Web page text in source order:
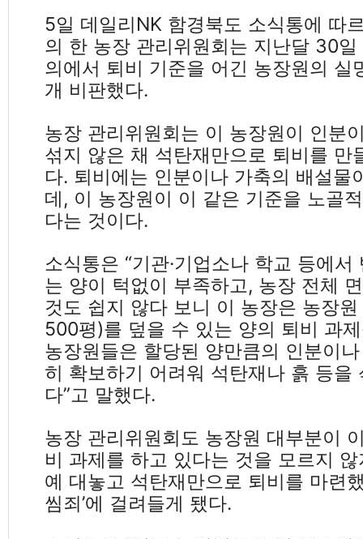
5일 데일리NK 함경북도 소식통에 따
의 한 농장 관리위원회는 지난달 30
의에서 퇴비 기준을 어긴 농장원의 실
개 비판했다.
농장 관리위원회는 이 농장원이 인분
섞지 않은 채 석탄재만으로 퇴비를 만
다. 퇴비에는 인분이나 가축의 배설물
데, 이 농장원이 이 같은 기준을 노골
다는 것이다.
소식통은 “기관·기업소나 학교 등에
는 양이 턱없이 부족하고, 농장 전체
것도 쉽지 않다 보니 이 농장은 농장
500평)를 덮을 수 있는 양의 퇴비 과
농장원들은 할당된 양만큼의 인분이
히 확보하기 어려워 석탄재나 흙 등을
다”고 말했다.
농장 관리위원회도 농장원 대부분이
비 과제를 하고 있다는 것을 모르지
예 대놓고 석탄재만으로 퇴비를 마련
씸죄’에 걸려들게 됐다.